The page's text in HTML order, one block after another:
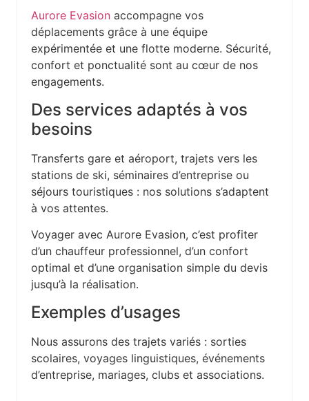
Aurore Evasion accompagne vos
déplacements grâce à une équipe
expérimentée et une flotte moderne. Sécurité,
confort et ponctualité sont au cœur de nos
engagements.
Des services adaptés à vos
besoins
Transferts gare et aéroport, trajets vers les
stations de ski, séminaires d’entreprise ou
séjours touristiques : nos solutions s’adaptent
à vos attentes.
Voyager avec Aurore Evasion, c’est profiter
d’un chauffeur professionnel, d’un confort
optimal et d’une organisation simple du devis
jusqu’à la réalisation.
Exemples d’usages
Nous assurons des trajets variés : sorties
scolaires, voyages linguistiques, événements
d’entreprise, mariages, clubs et associations.